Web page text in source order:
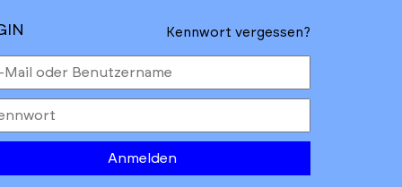
Kennwort vergessen?
Anmelden